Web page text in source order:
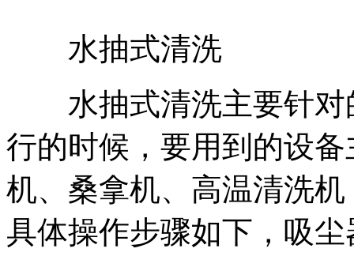
水抽式清洗
水抽式清洗主要针对
行的时候，要用到的设
机、桑拿机、高温清洗
具体操作步骤如下，吸